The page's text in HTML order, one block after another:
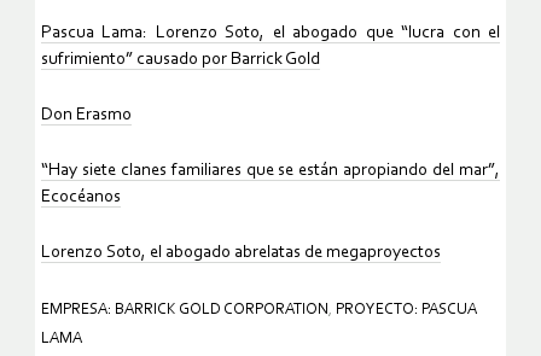
Pascua Lama: Lorenzo Soto, el abogado que “lucra con el
sufrimiento” causado por Barrick Gold
Don Erasmo
“Hay siete clanes familiares que se están apropiando del mar”,
Ecocéanos
Lorenzo Soto, el abogado abrelatas de megaproyectos
EMPRESA: BARRICK GOLD CORPORATION , PROYECTO: PASCUA
LAMA